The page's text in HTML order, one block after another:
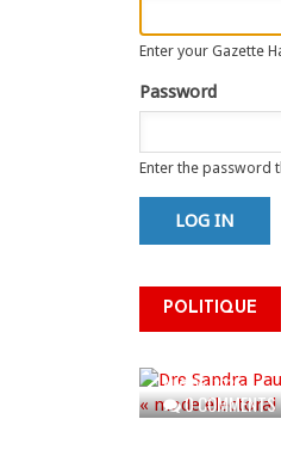
Enter your Gazette
Password
Enter the password
POLITIQUE
0 COMMENTS
Dre
électoral
AUG 06, 2026